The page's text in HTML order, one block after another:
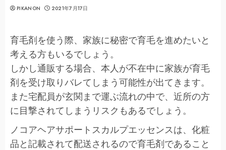
PIKANON 2021年7月17日
育毛剤を使う際、家族に秘密で育毛を進めたいと
考える方もいるでしょう。
しかし通販する場合、本人が不在中に家族が育毛
剤を受け取りバレてしまう可能性が出てきます。
また宅配員が玄関まで運ぶ流れの中で、近所の方
に目撃されてしまうリスクもあるでしょう。
ノコアヘアサポートスカルプエッセンスは、化粧
品と記載されて配送されるので育毛剤であること